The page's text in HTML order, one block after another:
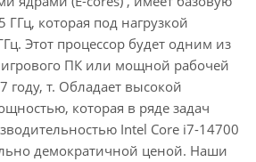
ГГц, которая под нагрузкой
Этот процессор будет одним из
ПК или мощной рабочей
году, т. Обладает высокой
которая в ряде задач
Intel Core i7-14700
демократичной ценой. Наши